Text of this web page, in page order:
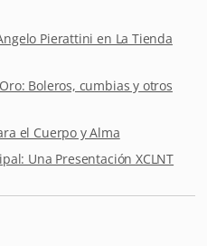
Pierattini en La Tienda
Boleros, cumbias y otros
el Cuerpo y Alma
Una Presentación XCLNT